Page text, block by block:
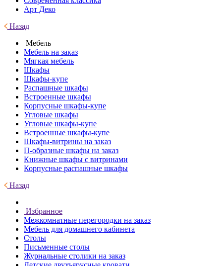
Арт Деко
Назад
Мебель
Мебель на заказ
Мягкая мебель
Шкафы
Шкафы-купе
Распашные шкафы
Встроенные шкафы
Корпусные шкафы-купе
Угловые шкафы
Угловые шкафы-купе
Встроенные шкафы-купе
Шкафы-витрины на заказ
П-образные шкафы на заказ
Книжные шкафы с витринами
Корпусные распашные шкафы
Назад
Избранное
Межкомнатные перегородки на заказ
Мебель для домашнего кабинета
Столы
Письменные столы
Журнальные столики на заказ